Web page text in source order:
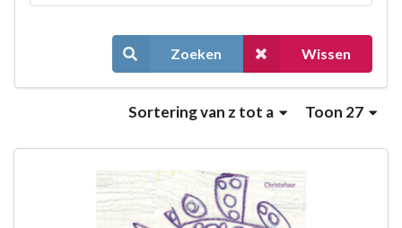
Zoeken Wissen
Toon 27
Sorteringvan z tot a